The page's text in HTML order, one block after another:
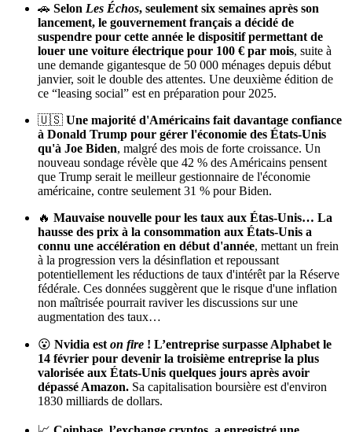
🚗 Selon Les Échos, seulement six semaines après son
lancement, le gouvernement français a décidé de
suspendre pour cette année le dispositif permettant de
louer une voiture électrique pour 100 € par mois, suite à
une demande gigantesque de 50 000 ménages depuis début
janvier, soit le double des attentes. Une deuxième édition de
ce “leasing social” est en préparation pour 2025.
🇺🇸 Une majorité d'Américains fait davantage confiance
à Donald Trump pour gérer l'économie des États-Unis
qu'à Joe Biden, malgré des mois de forte croissance. Un
nouveau sondage révèle que 42 % des Américains pensent
que Trump serait le meilleur gestionnaire de l'économie
américaine, contre seulement 31 % pour Biden.
🔥 Mauvaise nouvelle pour les taux aux Étas-Unis… La
hausse des prix à la consommation aux États-Unis a
connu une accélération en début d'année, mettant un frein
à la progression vers la désinflation et repoussant
potentiellement les réductions de taux d'intérêt par la Réserve
fédérale. Ces données suggèrent que le risque d'une inflation
non maîtrisée pourrait raviver les discussions sur une
augmentation des taux…
😮 Nvidia est on fire ! L’entreprise surpasse Alphabet le
14 février pour devenir la troisième entreprise la plus
valorisée aux États-Unis quelques jours après avoir
dépassé Amazon. Sa capitalisation boursière est d'environ
1830 milliards de dollars.